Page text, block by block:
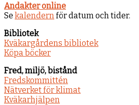
Andakter online
Se kalendern för datum och tider.
Bibliotek
Kväkargårdens bibliotek
Köpa böcker
Fred, miljö, bistånd
Fredskommittén
Nätverket för klimat
Kväkarhjälpen